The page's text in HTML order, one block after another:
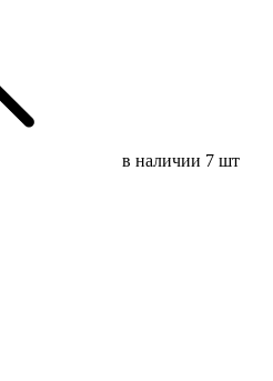
в наличии 7 шт